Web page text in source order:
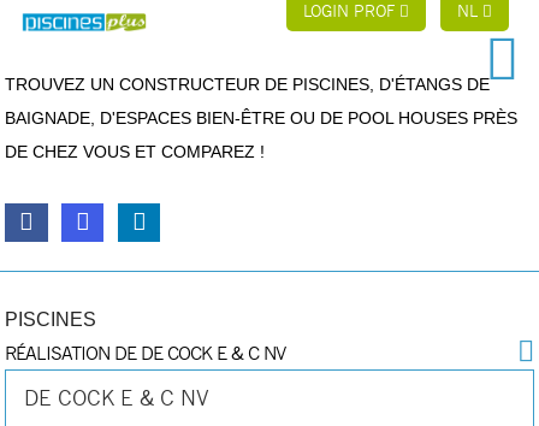
LOGIN PROF NL
TROUVEZ UN CONSTRUCTEUR DE PISCINES, D'ÉTANGS DE
BAIGNADE, D'ESPACES BIEN-ÊTRE OU DE POOL HOUSES PRÈS
DE CHEZ VOUS ET COMPAREZ !
PISCINES
RÉALISATION DE DE COCK E & C NV
DE COCK E & C NV